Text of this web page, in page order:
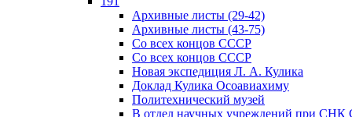
Архивные листы (29-42)
Архивные листы (43-75)
Со всех концов СССР
Со всех концов СССР
Новая экспедиция Л. А. Кулика
Доклад Кулика Осоавиахиму
Политехнический музей
В отдел научных учреждений при